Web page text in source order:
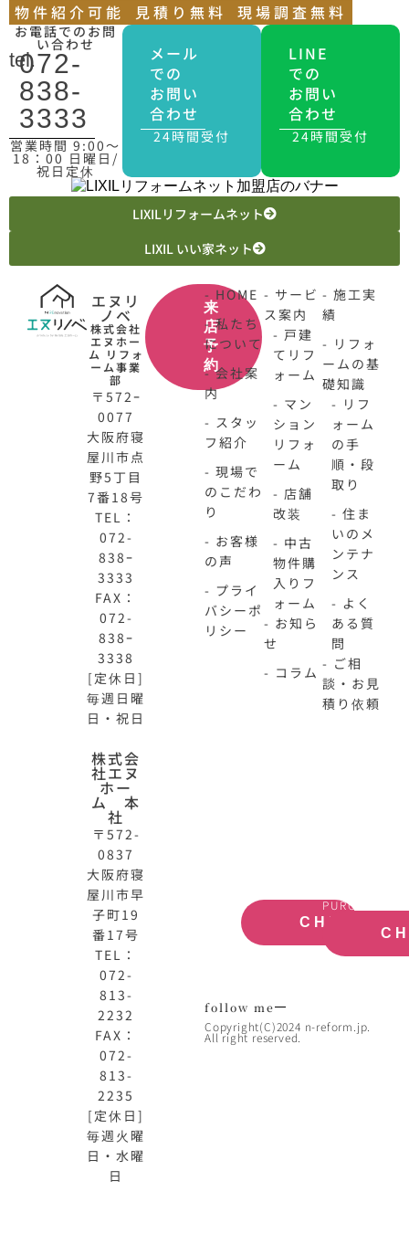
物件紹介可能
見積り無料 現場調査無料
お電話でのお問
い合わせ
tel.
072-
838-
3333
営業時間 9:00〜
18：00 日曜日/
祝日定休
メール
での
お問い
合わせ
24時間受付
LINE
での
お問い
合わせ
24時間受付
LIXILリフォームネット
LIXIL いい家ネット
エヌリ
ノベ
株式会社
エヌホー
ム リフォ
ーム事業
部
〒572ｰ
0077
大阪府寝
屋川市点
野5丁目
7番18号
TEL：
072-
838ｰ
3333
FAX：
072-
838ｰ
3338
[定休日]
毎週日曜
日・祝日
株式会
社エヌ
ホー
ム 本
社
〒572-
0837
大阪府寝
屋川市早
子町19
番17号
TEL：
072-
813-
2232
FAX：
072-
813-
2235
[定休日]
毎週火曜
日・水曜
日
来
店
予
約
- HOME
- 私たち
について
- 会社案
内
- スタッ
フ紹介
- 現場で
のこだわ
り
- お客様
の声
- プライ
バシーポ
リシー
- サービ
ス案内
- 戸建
てリフ
ォーム
- マン
ション
リフォ
ーム
- 店舗
改装
- 中古
物件購
入りフ
ォーム
- お知ら
せ
- コラム
- 施工実
績
- リフォ
ームの基
礎知識
- リフ
ォーム
の手
順・段
取り
- 住ま
いのメ
ンテナ
ンス
- よく
ある質
問
- ご相
談・お見
積り依頼
CHECK
PURCHASE
follow me
Copyright(C)2024 n-reform.jp.
All right reserved.